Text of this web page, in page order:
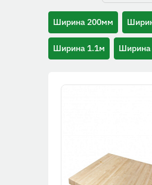
Ширина 200мм
Ширина 1.1м Ширина